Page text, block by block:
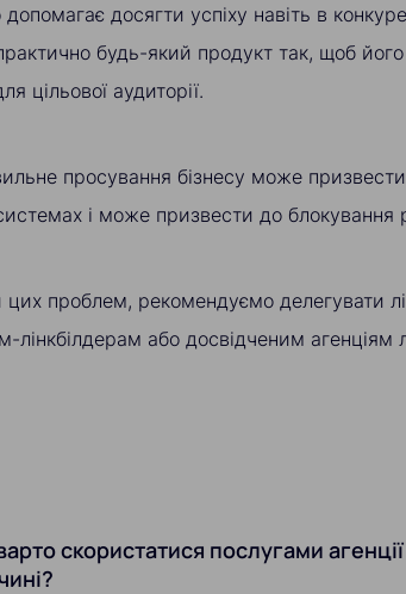
досягти успіху навіть в
будь-який продукт так, щоб
цільової аудиторії.
просування бізнесу може
і може призвести до блокування
проблем, рекомендуємо делегувати
лінкбілдерам або досвідченим агенціям
скористатися послугами агенції